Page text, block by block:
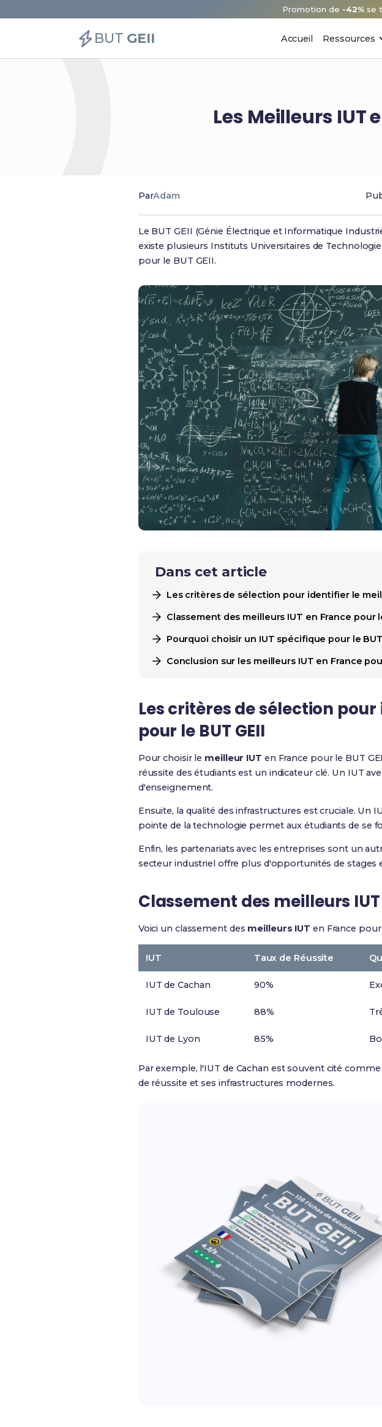
Promotion de -42%se
BUT GEII Accueil Ressources
Les Meilleurs IUT
ParAdam
Le BUT GEII (Génie Électrique et Informatique
existe plusieurs Instituts Universitaires de
pour le BUT GEII.
Dans cet article
Les critères de sélection pour identifier le
Classement des meilleurs IUT en France pour
Pourquoi choisir un IUT spécifique pour le
Conclusion sur les meilleurs IUT en France
Les critères de sélection
pour le BUT GEII
Pour choisir le meilleur IUT en France pour le BUT
réussite des étudiants est un indicateur clé. Un IUT
d'enseignement.
Ensuite, la qualité des infrastructures est cruciale. Un
pointe de la technologie permet aux étudiants de se
Enfin, les partenariats avec les entreprises sont un
secteur industriel offre plus d'opportunités de stages
Classement des meilleurs
Voici un classement des meilleurs IUT en France
IUT Taux de Réussite
IUT de Cachan 90%
IUT de Toulouse 88%
IUT de Lyon 85%
Par exemple, l'IUT de Cachan est souvent cité
de réussite et ses infrastructures modernes.